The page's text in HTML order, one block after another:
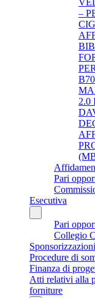
–
2.0
Pari
Esecutiva
Pari
Collegio
Sponsorizzazioni
Procedure di
Finanza di
Atti relativi alla
forniture